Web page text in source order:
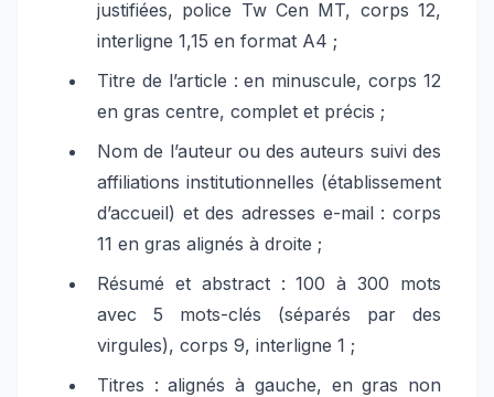
justifiées, police Tw Cen MT, corps 12,
interligne 1,15 en format A4 ;
Titre de l’article : en minuscule, corps 12
en gras centre, complet et précis ;
Nom de l’auteur ou des auteurs suivi des
affiliations institutionnelles (établissement
d’accueil) et des adresses e-mail : corps
11 en gras alignés à droite ;
Résumé et abstract : 100 à 300 mots
avec 5 mots-clés (séparés par des
virgules), corps 9, interligne 1 ;
Titres : alignés à gauche, en gras non